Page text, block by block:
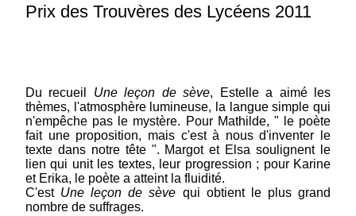
Longchamps Renaud : Utopies
coédition avec les Ecrits des Forges (Québec) -
Utopies est le deuxième volet de la trilogie
Visions. A l'aube nous voyons à l'éveil des êtres
Prix des Trouvères des Lycéens 2011
Du recueil Une leçon de sève, Estelle a aimé les
thèmes, l'atmosphère lumineuse, la langue simple qui
n'empêche pas le mystère. Pour Mathilde, " le poète
fait une proposition, mais c'est à nous d'inventer le
texte dans notre tête ". Margot et Elsa soulignent le
lien qui unit les textes, leur progression ; pour Karine
et Erika, le poète a atteint la fluidité.
C'est Une leçon de sève qui obtient le plus grand
nombre de suffrages.